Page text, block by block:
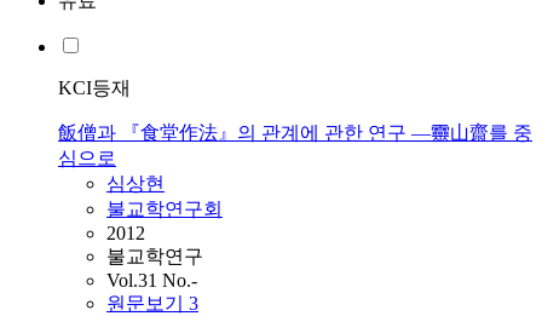
KCI등재
飯僧과 『食堂作法』의 관계에 관한 연구 ―靈山齋를 중
심으로
심상현
불교학연구회
2012
불교학연구
Vol.31 No.-
원문보기 3